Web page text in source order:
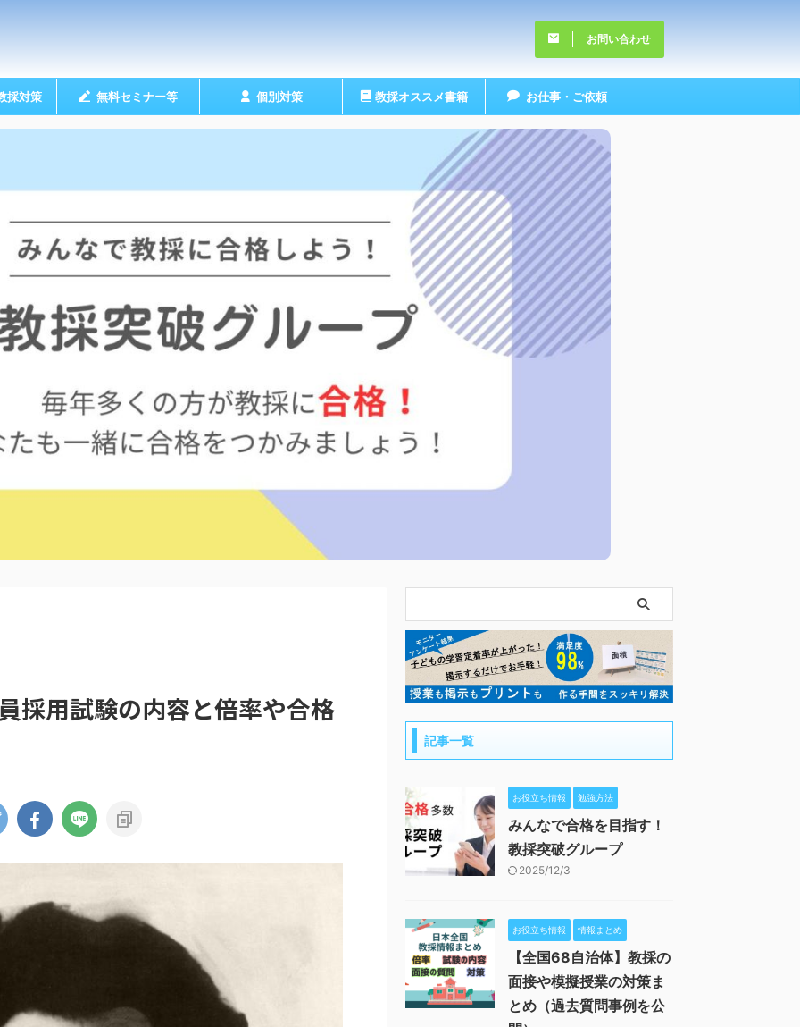
お問い合わせ
採対策 無料セミナー等 個別対策 教採オススメ書籍 お仕事・ご依頼
採用試験の内容と倍率や合格
記事一覧
お役立ち情報 勉強方法
みんなで合格を目指す！
教採突破グループ
2025/12/3
お役立ち情報 情報まとめ
【全国68自治体】教採の
面接や模擬授業の対策ま
とめ（過去質問事例を公